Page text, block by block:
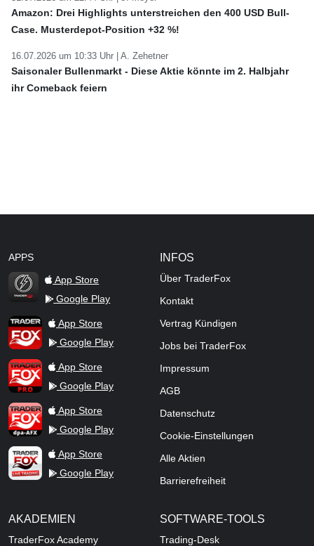
Amazon: Drei Highlights unterstreichen den 400 USD Bull-
Case. Musterdepot-Position +32 %!
16.07.2026 um 10:33 Uhr | A. Zehetner
Saisonaler Bullenmarkt - Diese Aktie könnte im 2. Halbjahr
ihr Comeback feiern
APPS
TraderFox Flash
App Store
Google Play
TraderFox AppApp Store
Google Play
TraderFox ProApp Store
Google Play
TraderFox dpa-AFX ProFeed
App Store
Google Play
TraderFox Live Trading
App Store
Google Play
INFOS
Über TraderFox
Kontakt
Vertrag Kündigen
Jobs bei TraderFox
Impressum
AGB
Datenschutz
Cookie-Einstellungen
Alle Aktien
Barrierefreiheit
AKADEMIEN
TraderFox Academy
SOFTWARE-TOOLS
Trading-Desk